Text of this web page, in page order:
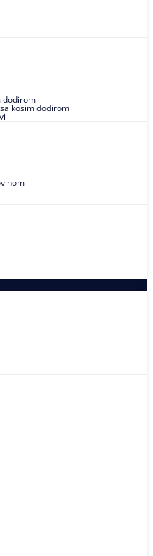
dodirom
kosim dodirom